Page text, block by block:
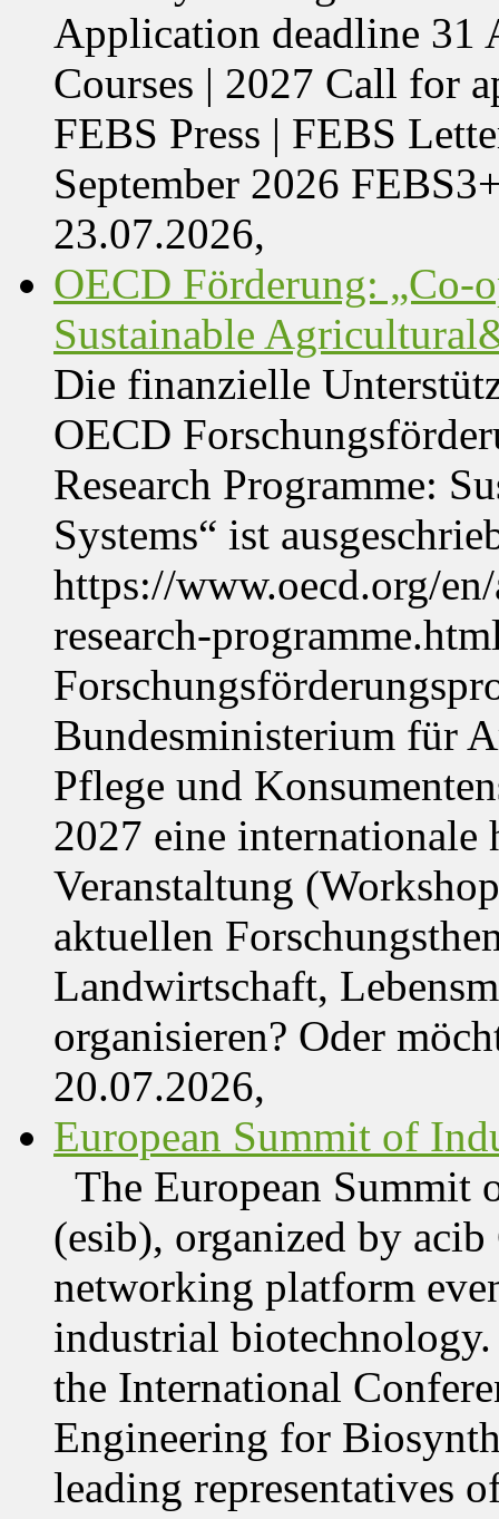
Application deadline 31
Courses | 2027 Call for
FEBS Press | FEBS
September 2026
23.07.2026,
OECD Förderung: „Co-
Sustainable
Die finanzielle
OECD
Research Programme:
Systems“ ist
https://www.oecd.org/
research-
Bundesministerium für
Pflege und
2027 eine internationale
Veranstaltung
aktuellen
Landwirtschaft,
organisieren? Oder
20.07.2026,
European Summit of
The European
(esib), organized by
networking platform
industrial
the International
Engineering for
leading representatives